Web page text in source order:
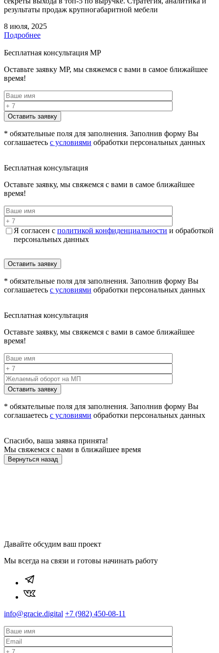
результаты продаж крупногабаритной мебели
8 июля, 2025
Подробнее
Бесплатная консультация MP
Оставьте заявку MP, мы свяжемся с вами в самое ближайшее
время!
* обязательные поля для заполнения. Заполнив форму Вы
соглашаетесь с условиями обработки персональных данных
Бесплатная консультация
Оставьте заявку, мы свяжемся с вами в самое ближайшее
время!
Я согласен с политикой конфиденциальности и обработкой
персональных данных
* обязательные поля для заполнения. Заполнив форму Вы
соглашаетесь с условиями обработки персональных данных
Бесплатная консультация
Оставьте заявку, мы свяжемся с вами в самое ближайшее
время!
* обязательные поля для заполнения. Заполнив форму Вы
соглашаетесь с условиями обработки персональных данных
Спасибо, ваша заявка принята!
Мы свяжемся с вами в ближайшее время
Вернуться назад
Давайте обсудим ваш проект
Мы всегда на связи и готовы начинать работу
info@gracie.digital +7 (982) 450-08-11